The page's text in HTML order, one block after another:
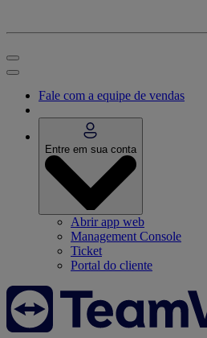
Fale com a equipe de vendas
Entre em sua conta
Abrir app web
Management Console
Ticket
Portal do cliente